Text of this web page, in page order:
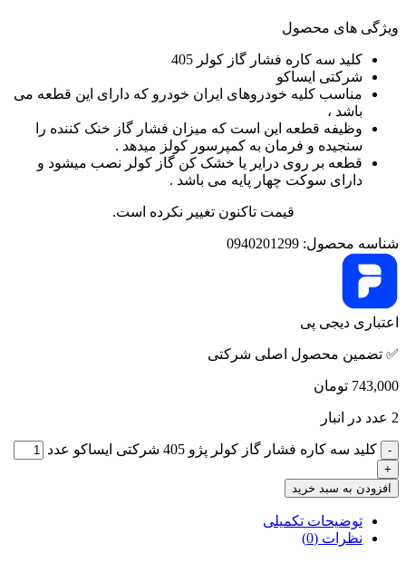
ویژگی های محصول
کلید سه کاره فشار گاز کولر 405
شرکتی ایساکو
مناسب کلیه خودروهای ایران خودرو که دارای این قطعه می
باشد ،
وظیفه قطعه این است که میزان فشار گاز خنک کننده را
سنجیده و فرمان به کمپرسور کولز میدهد .
قطعه بر روی درایر یا خشک کن گاز کولر نصب میشود و
دارای سوکت چهار پایه می باشد .
قیمت تاکنون تغییر نکرده است.
شناسه محصول: 0940201299
اعتباری دیجی پی
✅ تضمین محصول اصلی شرکتی
743,000 تومان
2 عدد در انبار
کلید سه کاره فشار گاز کولر پژو 405 شرکتی ایساکو عدد
افزودن به سبد خرید
توضیحات تکمیلی
نظرات (0)